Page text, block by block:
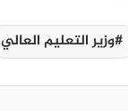
وزير التعليم العالي